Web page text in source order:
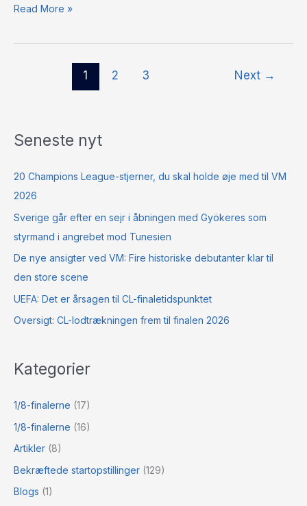
Read More »
1 2 3 Next →
Seneste nyt
20 Champions League-stjerner, du skal holde øje med til VM
2026
Sverige går efter en sejr i åbningen med Gyökeres som
styrmand i angrebet mod Tunesien
De nye ansigter ved VM: Fire historiske debutanter klar til
den store scene
UEFA: Det er årsagen til CL-finaletidspunktet
Oversigt: CL-lodtrækningen frem til finalen 2026
Kategorier
1/8-finalerne (17)
1/8-finalerne (16)
Artikler (8)
Bekræftede startopstillinger (129)
Blogs (1)